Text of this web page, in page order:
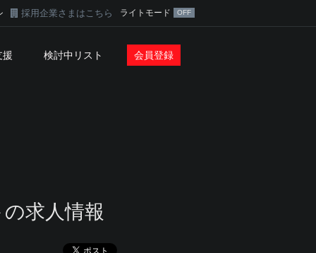
採用企業さまはこちら ライトモード
援 検討中リスト 会員登録
の求人情報